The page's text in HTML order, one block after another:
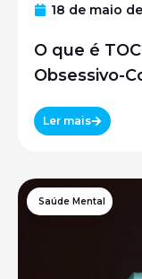
18 de maio
O que é
Obsessivo-
Ler mais
Saúde Mental